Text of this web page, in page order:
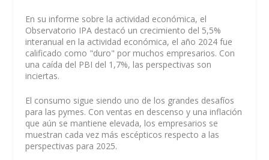
En su informe sobre la actividad económica, el
Observatorio IPA destacó un crecimiento del 5,5%
interanual en la actividad económica, el año 2024 fue
calificado como "duro" por muchos empresarios. Con
una caída del PBI del 1,7%, las perspectivas son
inciertas.
El consumo sigue siendo uno de los grandes desafíos
para las pymes. Con ventas en descenso y una inflación
que aún se mantiene elevada, los empresarios se
muestran cada vez más escépticos respecto a las
perspectivas para 2025.